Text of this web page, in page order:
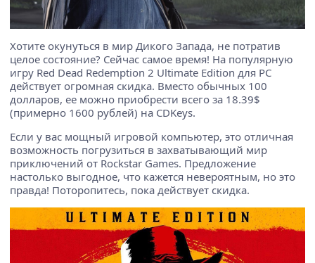
Хотите окунуться в мир Дикого Запада, не потратив
целое состояние? Сейчас самое время! На популярную
игру Red Dead Redemption 2 Ultimate Edition для PC
действует огромная скидка. Вместо обычных 100
долларов, ее можно приобрести всего за 18.39$
(примерно 1600 рублей) на CDKeys.
Если у вас мощный игровой компьютер, это отличная
возможность погрузиться в захватывающий мир
приключений от Rockstar Games. Предложение
настолько выгодное, что кажется невероятным, но это
правда! Поторопитесь, пока действует скидка.